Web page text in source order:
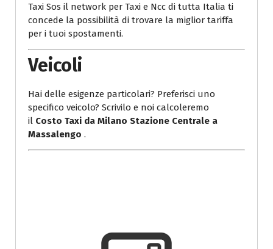
Taxi Sos il network per Taxi e Ncc di tutta Italia ti
concede la possibilità di trovare la miglior tariffa
per i tuoi spostamenti.
Veicoli
Hai delle esigenze particolari? Preferisci uno
specifico veicolo? Scrivilo e noi calcoleremo
il Costo Taxi da Milano Stazione Centrale a
Massalengo .